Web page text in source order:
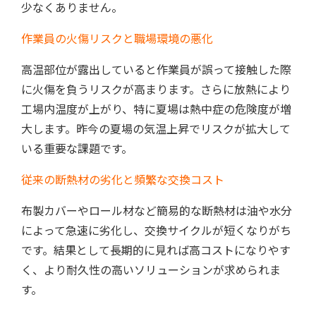
少なくありません。
作業員の火傷リスクと職場環境の悪化
高温部位が露出していると作業員が誤って接触した際
に火傷を負うリスクが高まります。さらに放熱により
工場内温度が上がり、特に夏場は熱中症の危険度が増
大します。昨今の夏場の気温上昇でリスクが拡大して
いる重要な課題です。
従来の断熱材の劣化と頻繁な交換コスト
布製カバーやロール材など簡易的な断熱材は油や水分
によって急速に劣化し、交換サイクルが短くなりがち
です。結果として長期的に見れば高コストになりやす
く、より耐久性の高いソリューションが求められま
す。